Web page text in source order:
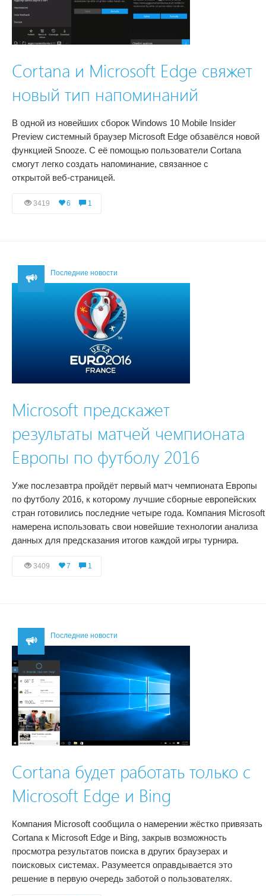
Cortana и Microsoft Edge свяжет
новый тип напоминаний
В одной из новейших сборок Windows 10 Mobile Insider
Preview системный браузер Microsoft Edge обзавёлся новой
функцией Snooze. С её помощью пользователи Cortana
смогут легко создать напоминание, связанное с
открытой веб-страницей.
3419 6 1
Последние новости
Microsoft предскажет
результаты матчей чемпионата
Европы по футболу 2016
Уже послезавтра пройдёт первый матч чемпионата Европы
по футболу 2016, к которому лучшие сборные европейских
стран готовились последние четыре года. Компания Microsoft
намерена использовать свои новейшие технологии анализа
данных для предсказания итогов каждой игры турнира.
3409 7 1
Последние новости
Cortana будет работать только с
Microsoft Edge и Bing
Компания Microsoft сообщила о намерении жёстко привязать
Cortana к Microsoft Edge и Bing, закрыв возможность
просмотра результатов поиска в других браузерах и
поисковых системах. Разумеется оправдывается это
решение в первую очередь заботой о пользователях.